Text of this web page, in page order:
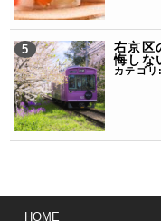
右京区
悔しな
カテゴリ:
HOME